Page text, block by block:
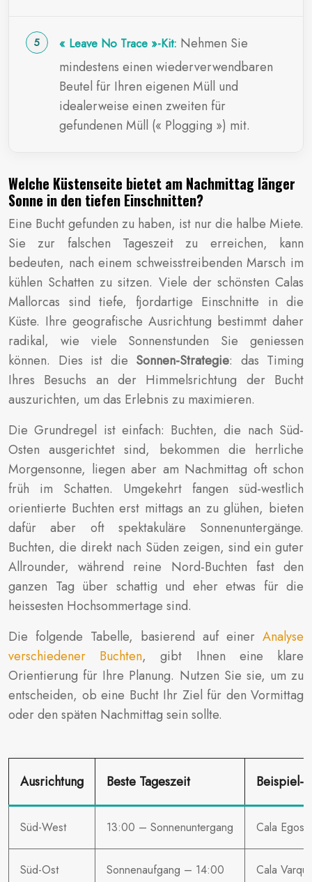
« Leave No Trace »-Kit: Nehmen Sie
mindestens einen wiederverwendbaren
Beutel für Ihren eigenen Müll und
idealerweise einen zweiten für
gefundenen Müll (« Plogging ») mit.
Welche Küstenseite bietet am Nachmittag länger
Sonne in den tiefen Einschnitten?
Eine Bucht gefunden zu haben, ist nur die halbe Miete.
Sie zur falschen Tageszeit zu erreichen, kann
bedeuten, nach einem schweisstreibenden Marsch im
kühlen Schatten zu sitzen. Viele der schönsten Calas
Mallorcas sind tiefe, fjordartige Einschnitte in die
Küste. Ihre geografische Ausrichtung bestimmt daher
radikal, wie viele Sonnenstunden Sie geniessen
können. Dies ist die Sonnen-Strategie: das Timing
Ihres Besuchs an der Himmelsrichtung der Bucht
auszurichten, um das Erlebnis zu maximieren.
Die Grundregel ist einfach: Buchten, die nach Süd-
Osten ausgerichtet sind, bekommen die herrliche
Morgensonne, liegen aber am Nachmittag oft schon
früh im Schatten. Umgekehrt fangen süd-westlich
orientierte Buchten erst mittags an zu glühen, bieten
dafür aber oft spektakuläre Sonnenuntergänge.
Buchten, die direkt nach Süden zeigen, sind ein guter
Allrounder, während reine Nord-Buchten fast den
ganzen Tag über schattig und eher etwas für die
heissesten Hochsommertage sind.
Die folgende Tabelle, basierend auf einer Analyse
verschiedener Buchten, gibt Ihnen eine klare
Orientierung für Ihre Planung. Nutzen Sie sie, um zu
entscheiden, ob eine Bucht Ihr Ziel für den Vormittag
oder den späten Nachmittag sein sollte.
Ausrichtung Beste Tageszeit Beispiel-
Süd-West 13:00 – Sonnenuntergang Cala Egos
Süd-Ost Sonnenaufgang – 14:00 Cala